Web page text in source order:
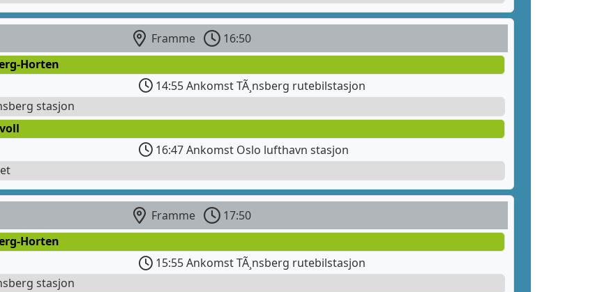
Framme
16:50
Horten
14:55 Ankomst TÃ¸nsberg rutebilstasjon
stasjon
16:47 Ankomst Oslo lufthavn stasjon
Framme
17:50
Horten
15:55 Ankomst TÃ¸nsberg rutebilstasjon
stasjon